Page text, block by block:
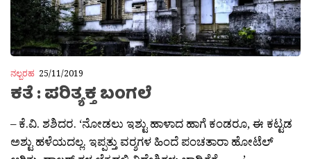
ನಲ್ಬರಹ 25/11/2019
ಕತೆ : ಪರಿತ್ಯಕ್ತ ಬಂಗಲೆ
– ಕೆ.ವಿ. ಶಶಿದರ. ‘ನೋಡಲು ಇಶ್ಟು ಹಾಳಾದ ಹಾಗೆ ಕಂಡರೂ, ಈ ಕಟ್ಟಡ
ಅಶ್ಟು ಹಳೆಯದಲ್ಲ. ಇಪ್ಪತ್ತು ವರ‍್ಶಗಳ ಹಿಂದೆ ಪಂಚತಾರಾ ಹೋಟೆಲ್